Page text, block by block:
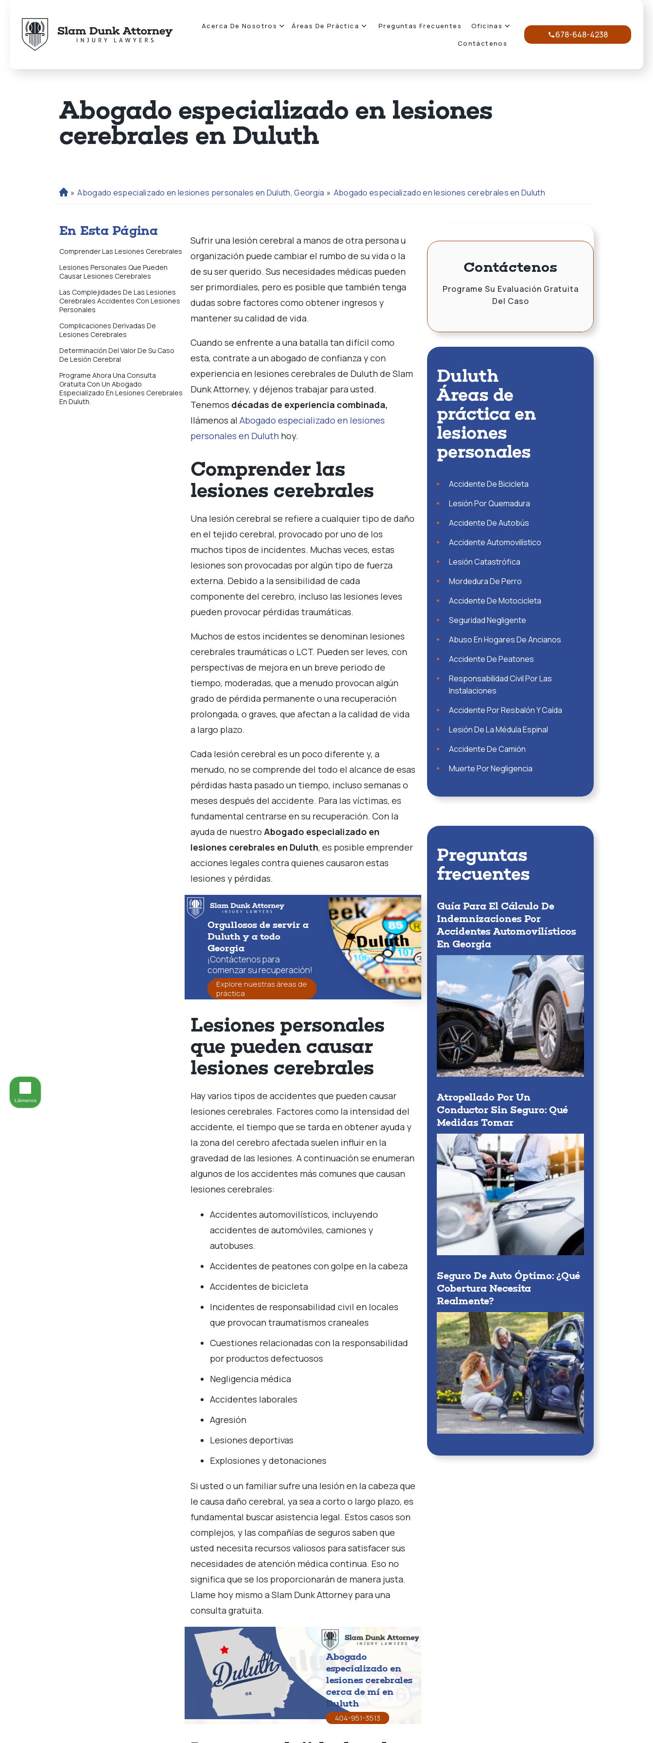
Acerca De Nosotros Áreas De Práctica Preguntas Frecuentes
Oficinas
Contáctenos
678-648-4238
Abogado especializado en lesiones
cerebrales en Duluth
Ini » Abogado especializado en lesiones personales en Duluth, Georgia » Abogado especializado en lesiones cerebrales en Duluth
En Esta Página
Comprender Las Lesiones Cerebrales
Lesiones Personales Que Pueden
Causar Lesiones Cerebrales
Las Complejidades De Las Lesiones
Cerebrales Accidentes Con Lesiones
Personales
Complicaciones Derivadas De
Lesiones Cerebrales
Determinación Del Valor De Su Caso
De Lesión Cerebral
Programe Ahora Una Consulta
Gratuita Con Un Abogado
Especializado En Lesiones Cerebrales
En Duluth.
Sufrir una lesión cerebral a manos de otra persona u
organización puede cambiar el rumbo de su vida o la
de su ser querido. Sus necesidades médicas pueden
ser primordiales, pero es posible que también tenga
dudas sobre factores como obtener ingresos y
mantener su calidad de vida.
Cuando se enfrente a una batalla tan difícil como
esta, contrate a un abogado de confianza y con
experiencia en lesiones cerebrales de Duluth de Slam
Dunk Attorney, y déjenos trabajar para usted.
Tenemos décadas de experiencia combinada,
llámenos alAbogado especializado en lesiones
personales en Duluth hoy.
Comprender las
lesiones cerebrales
Una lesión cerebral se refiere a cualquier tipo de daño
en el tejido cerebral, provocado por uno de los
muchos tipos de incidentes. Muchas veces, estas
lesiones son provocadas por algún tipo de fuerza
externa. Debido a la sensibilidad de cada
componente del cerebro, incluso las lesiones leves
pueden provocar pérdidas traumáticas.
Muchos de estos incidentes se denominan lesiones
cerebrales traumáticas o LCT. Pueden ser leves, con
perspectivas de mejora en un breve periodo de
tiempo, moderadas, que a menudo provocan algún
grado de pérdida permanente o una recuperación
prolongada, o graves, que afectan a la calidad de vida
a largo plazo.
Cada lesión cerebral es un poco diferente y, a
menudo, no se comprende del todo el alcance de esas
pérdidas hasta pasado un tiempo, incluso semanas o
meses después del accidente. Para las víctimas, es
fundamental centrarse en su recuperación. Con la
ayuda de nuestroAbogado especializado en
lesiones cerebrales en Duluth, es posible emprender
acciones legales contra quienes causaron estas
lesiones y pérdidas.
Orgullosos de servir a
Duluth y a todo
Georgia
¡Contáctenos para
comenzar su recuperación!
Explore nuestras áreas de
práctica
Lesiones personales
que pueden causar
lesiones cerebrales
Hay varios tipos de accidentes que pueden causar
lesiones cerebrales. Factores como la intensidad del
accidente, el tiempo que se tarda en obtener ayuda y
la zona del cerebro afectada suelen influir en la
gravedad de las lesiones. A continuación se enumeran
algunos de los accidentes más comunes que causan
lesiones cerebrales:
Accidentes automovilísticos, incluyendo
accidentes de automóviles, camiones y
autobuses.
Accidentes de peatones con golpe en la cabeza
Accidentes de bicicleta
Incidentes de responsabilidad civil en locales
que provocan traumatismos craneales
Cuestiones relacionadas con la responsabilidad
por productos defectuosos
Negligencia médica
Accidentes laborales
Agresión
Lesiones deportivas
Explosiones y detonaciones
Si usted o un familiar sufre una lesión en la cabeza que
le causa daño cerebral, ya sea a corto o largo plazo, es
fundamental buscar asistencia legal. Estos casos son
complejos, y las compañías de seguros saben que
usted necesita recursos valiosos para satisfacer sus
necesidades de atención médica continua. Eso no
significa que se los proporcionarán de manera justa.
Llame hoy mismo a Slam Dunk Attorney para una
consulta gratuita.
Abogado
especializado en
lesiones cerebrales
cerca de mí en
Duluth
404-951-3513
Contáctenos
Programe Su Evaluación Gratuita
Del Caso
Duluth
Áreas de
práctica en
lesiones
personales
Accidente De Bicicleta
Lesión Por Quemadura
Accidente De Autobús
Accidente Automovilístico
Lesión Catastrófica
Mordedura De Perro
Accidente De Motocicleta
Seguridad Negligente
Abuso En Hogares De Ancianos
Accidente De Peatones
Responsabilidad Civil Por Las
Instalaciones
Accidente Por Resbalón Y Caída
Lesión De La Médula Espinal
Accidente De Camión
Muerte Por Negligencia
Preguntas
frecuentes
Guía Para El Cálculo De
Indemnizaciones Por
Accidentes Automovilísticos
En Georgia
Atropellado Por Un
Conductor Sin Seguro: Qué
Medidas Tomar
Seguro De Auto Óptimo: ¿qué
Cobertura Necesita
Realmente?
Llámanos